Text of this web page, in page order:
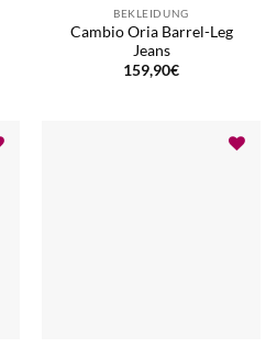
BEKLEIDUNG
Cambio Oria Barrel-Leg
Jeans
159,90€